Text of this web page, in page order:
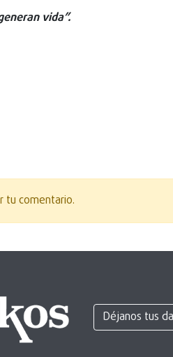
vida”.
tu comentario.
Déjanos tus